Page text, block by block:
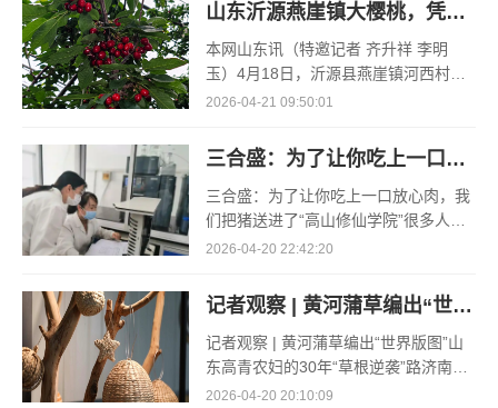
山东沂源燕崖镇大樱桃，凭什么一路领“鲜”
本网山东讯（特邀记者 齐升祥 李明
玉）4月18日，沂源县燕崖镇河西村孟
凡红的空调大棚里，大棚樱桃的采收却
桃，其
2026-04-21 09:50:01
三合盛：为了让你吃上一口放心肉，我们把猪送进了“高山修仙学院”
三合盛：为了让你吃上一口放心肉，我
们把猪送进了“高山修仙学院”很多人问
我，现在的生鲜赛道已经卷成麻花了，
这样？答案其实很简单
2026-04-20 22:42:20
记者观察 | 黄河蒲草编出“世界版图”
记者观察 | 黄河蒲草编出“世界版图”山
东高青农妇的30年“草根逆袭”路济南电
（记者 瑞夫 王克军 郭克烁）一根黄河
2026-04-20 20:10:09